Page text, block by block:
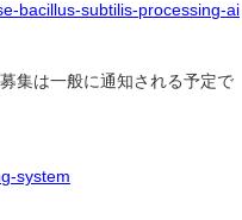
bacillus-subtilis-processing-ai
集は一般に通知される予定で
system